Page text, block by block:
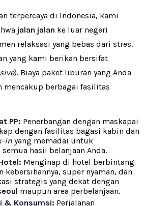
terpercaya di Indonesia, kami
jalan jalan ke luar negeri
relaksasi yang bebas dari stres.
yang kami berikan bersifat
). Biaya paket liburan yang Anda
mencakup berbagai fasilitas
PP: Penerbangan dengan maskapai
dengan fasilitas bagasi kabin dan
in yang memadai untuk
hasil belanjaan Anda.
Menginap di hotel berbintang
kebersihannya, super nyaman, dan
strategis yang dekat dengan
maupun area perbelanjaan.
& Konsumsi: Perjalanan